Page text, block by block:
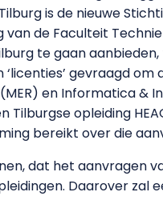
is de nieuwe
de Faculteit
te gaan
gevraagd
en Informatica &
opleiding
bereikt over die
dat het aanvragen
Daarover